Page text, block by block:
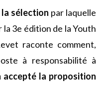
la sélection par laquelle
3e édition de la Youth
raconte comment,
à responsabilité à
accepté la proposition